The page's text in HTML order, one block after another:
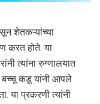
शेतकऱ्यांच्या
करत होते. या
त्यांना रुग्णालयात
बच्चू कडू यांनी आपले
या प्रकरणी त्यांनी